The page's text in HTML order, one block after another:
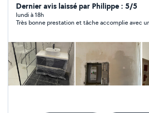
,,POSE DE PARQUET ,,MONTAGE DES MEUBLES EN KIT
,,POSE DE CUISINE ,,CARRELAGE ,,MAÇONNERIE
,,POSE VELUX ,,POSE PORTE ET
,,DÉMOLITION / Enlèvement gravats ,,TOUT CORPS DE
MÉTIER Tout les jours 7j/7 jours férié également
Horaires : 08:00 - 22:00 Au plaisir je vous rendrai
service
Dernier avis laissé par Philippe : 5/5
lundi à 18h
Très bonne prestation et tâche accomplie avec